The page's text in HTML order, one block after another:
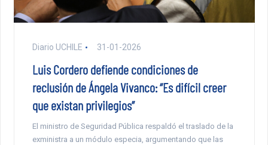
Diario UCHILE 31-01-2026
Luis Cordero defiende condiciones de
reclusión de Ángela Vivanco: “Es difícil creer
que existan privilegios”
El ministro de Seguridad Pública respaldó el traslado de la
exministra a un módulo especia, argumentando que las